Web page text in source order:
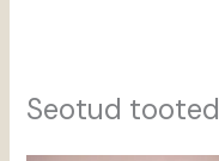
Seotud tooted